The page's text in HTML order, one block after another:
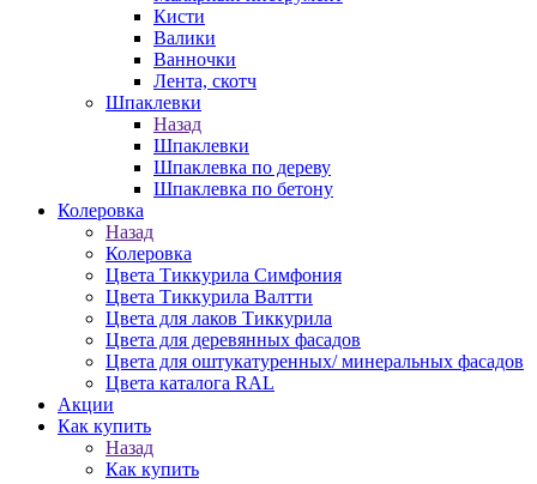
Кисти
Валики
Ванночки
Лента, скотч
Шпаклевки
Назад
Шпаклевки
Шпаклевка по дереву
Шпаклевка по бетону
Колеровка
Назад
Колеровка
Цвета Тиккурила Симфония
Цвета Тиккурила Валтти
Цвета для лаков Тиккурила
Цвета для деревянных фасадов
Цвета для оштукатуренных/ минеральных фасадов
Цвета каталога RAL
Акции
Как купить
Назад
Как купить